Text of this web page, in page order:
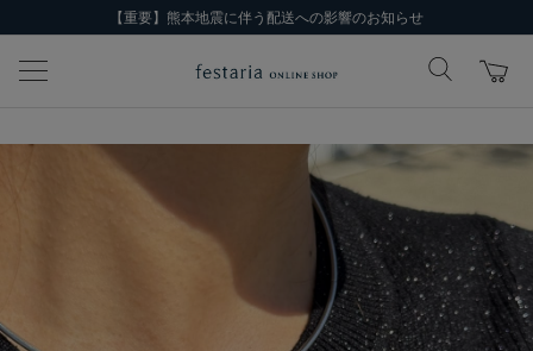
【重要】熊本地震に伴う配送への影響のお知らせ